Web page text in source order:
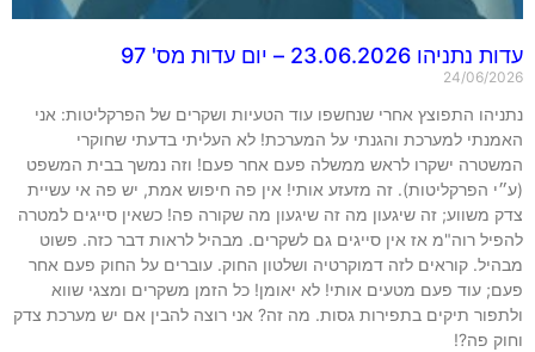
23.06.2026 – יום עדות מס' 97
24/06/
התפוצץ אחרי שנחשפו עוד הטעיות ושקרים של הפרקליטות: אני
למערכת והגנתי על המערכת! לא העליתי בדעתי שחוקרי
ישקרו לראש ממשלה פעם אחר פעם! וזה נמשך בבית המשפט
הפרקליטות). זה מזעזע אותי! אין פה חיפוש אמת, יש פה אי עשיית
משווע; זה שיגעון מה זה שיגעון מה שקורה פה! כשאין סייגים למטרה
רוה"מ אז אין סייגים גם לשקרים. מבהיל לראות דבר כזה. פשוט
קוראים לזה דמוקרטיה ושלטון החוק. עוברים על החוק פעם אחר
עוד פעם מטעים אותי! לא יאומן! כל הזמן משקרים ומצגי שווא
תיקים בתפירות גסות. מה זה? אני רוצה להבין אם יש מערכת צדק
פה?!